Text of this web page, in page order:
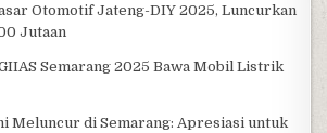
Otomotif Jateng-DIY 2025, Luncurkan
Jutaan
Semarang 2025 Bawa Mobil Listrik
Meluncur di Semarang: Apresiasi untuk